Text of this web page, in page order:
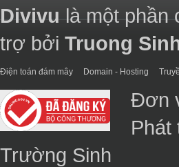
Divivulà một phần
trợ bởi Truong
Điện toán đám mây Domain - Hosting
Đơn
Phát
Trường Sinh